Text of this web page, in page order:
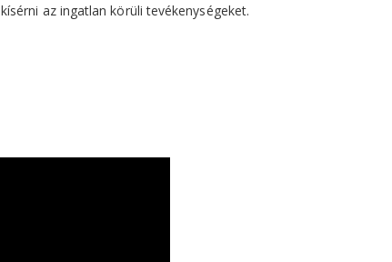
kísérni az ingatlan körüli tevékenységeket.